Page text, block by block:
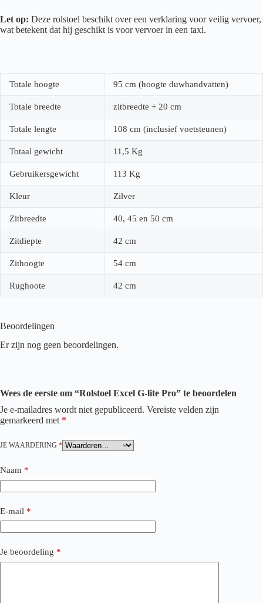
Let op: Deze rolstoel beschikt over een verklaring voor veilig vervoer,
wat betekent dat hij geschikt is voor vervoer in een taxi.
Totale hoogte 95 cm (hoogte duwhandvatten)
Totale breedte zitbreedte + 20 cm
Totale lengte 108 cm (inclusief voetsteunen)
Totaal gewicht 11,5 Kg
Gebruikersgewicht 113 Kg
Kleur Zilver
Zitbreedte 40, 45 en 50 cm
Zitdiepte 42 cm
Zithoogte 54 cm
Rughoote 42 cm
Beoordelingen
Er zijn nog geen beoordelingen.
Wees de eerste om “Rolstoel Excel G-lite Pro” te beoordelen
Je e-mailadres wordt niet gepubliceerd. Vereiste velden zijn
gemarkeerd met *
JE WAARDERING *
Naam *
E-mail *
Je beoordeling *